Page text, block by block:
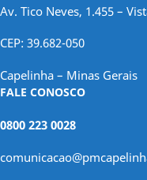
Av. Tico Neves, 1.455 –
CEP: 39.682-050
Capelinha – Minas Gerais
FALE CONOSCO
0800 223 0028